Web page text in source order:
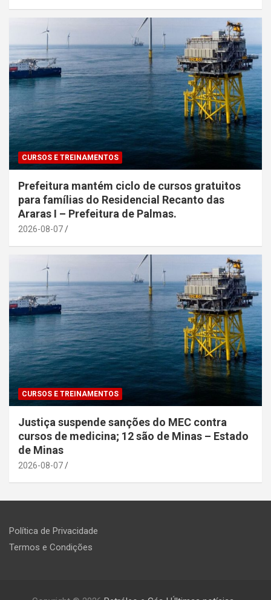
CURSOS E TREINAMENTOS
Prefeitura mantém ciclo de cursos gratuitos
para famílias do Residencial Recanto das
Araras I – Prefeitura de Palmas.
2026-08-07
CURSOS E TREINAMENTOS
Justiça suspende sanções do MEC contra
cursos de medicina; 12 são de Minas – Estado
de Minas
2026-08-07
Política de Privacidade
Termos e Condições